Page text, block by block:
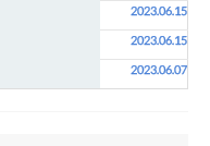
2023.06.15
2023.06.15
2023.06.07